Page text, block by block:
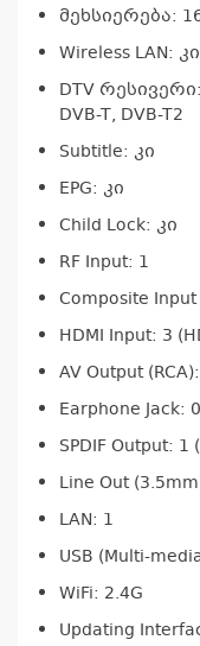
მეხსიერება:
Wireless LAN: კი
DTV
DVB-T, DVB-T2
Subtitle: კი
EPG: კი
Child Lock: კი
RF Input: 1
Composite Input
HDMI Input: 3
AV Output
Earphone Jack: 0
SPDIF Output: 1
Line Out
LAN: 1
USB (Multi-
WiFi: 2.4G
Updating